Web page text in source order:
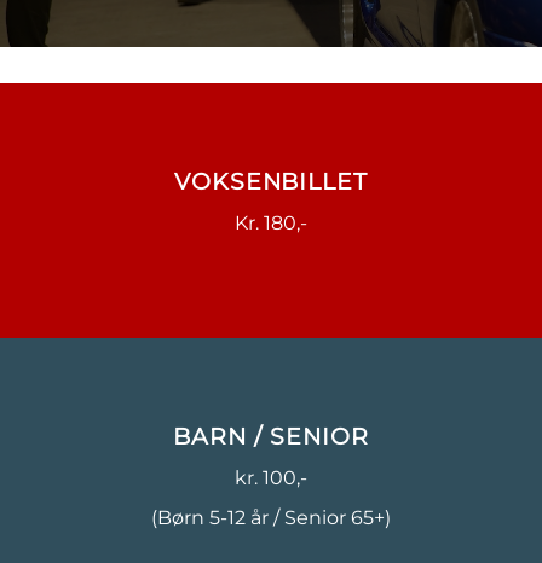
VOKSENBILLET
Kr. 180,-
BARN / SENIOR
kr. 100,-
(Børn 5-12 år / Senior 65+)